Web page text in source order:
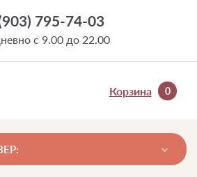
795-74-03
с 9.00 до 22.00
Корзина 0